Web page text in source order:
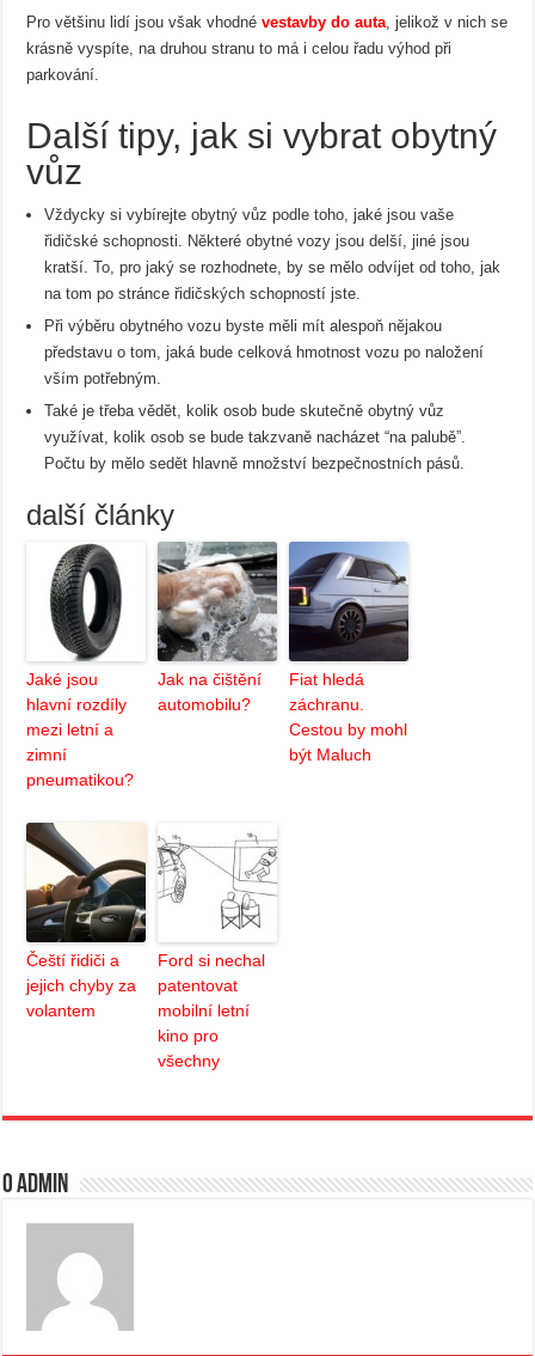
Pro většinu lidí jsou však vhodnévestavby do auta , jelikož v nich se
krásně vyspíte, na druhou stranu to má i celou řadu výhod při
parkování.
Další tipy, jak si vybrat obytný
vůz
Vždycky si vybírejte obytný vůz podle toho, jaké jsou vaše
řidičské schopnosti. Některé obytné vozy jsou delší, jiné jsou
kratší. To, pro jaký se rozhodnete, by se mělo odvíjet od toho, jak
na tom po stránce řidičských schopností jste.
Při výběru obytného vozu byste měli mít alespoň nějakou
představu o tom, jaká bude celková hmotnost vozu po naložení
vším potřebným.
Také je třeba vědět, kolik osob bude skutečně obytný vůz
využívat, kolik osob se bude takzvaně nacházet “na palubě”.
Počtu by mělo sedět hlavně množství bezpečnostních pásů.
další články
Jaké jsou
hlavní rozdíly
mezi letní a
zimní
pneumatikou?
Jak na čištění
automobilu?
Fiat hledá
záchranu.
Cestou by mohl
být Maluch
Čeští řidiči a
jejich chyby za
volantem
Ford si nechal
patentovat
mobilní letní
kino pro
všechny
O admin